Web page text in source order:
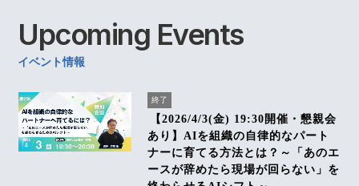
Upcoming Events
イベント情報
終了
【2026/4/3(金) 19:30開催・懇親会
あり】AIを組織の自律的なパート
ナーに育てる方法とは？～「あのエ
ースが辞めたら現場が回らない」を